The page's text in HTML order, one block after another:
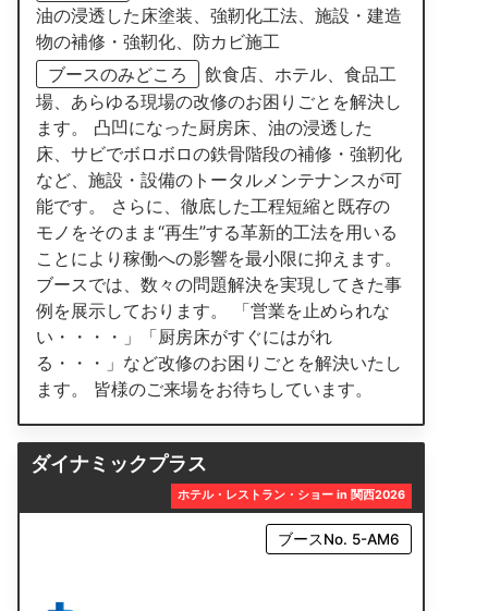
油の浸透した床塗装、強靭化工法、施設・建造
物の補修・強靭化、防カビ施工
ブースのみどころ
飲食店、ホテル、食品工
場、あらゆる現場の改修のお困りごとを解決し
ます。 凸凹になった厨房床、油の浸透した
床、サビでボロボロの鉄骨階段の補修・強靭化
など、施設・設備のトータルメンテナンスが可
能です。 さらに、徹底した工程短縮と既存の
モノをそのまま“再生”する革新的工法を用いる
ことにより稼働への影響を最小限に抑えます。
ブースでは、数々の問題解決を実現してきた事
例を展示しております。 「営業を止められな
い・・・・」「厨房床がすぐにはがれ
る・・・」など改修のお困りごとを解決いたし
ます。 皆様のご来場をお待ちしています。
ダイナミックプラス
ホテル・レストラン・ショー in 関西2026
ブースNo. 5-AM6